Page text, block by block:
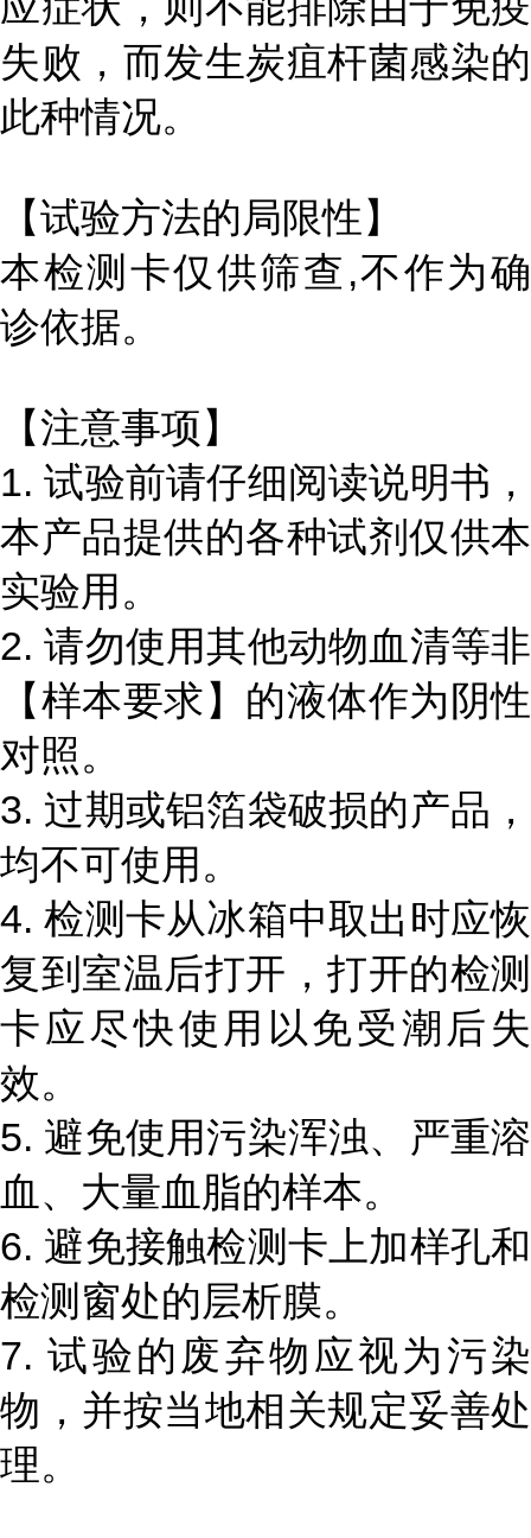
失败，而发生炭疽杆菌感染的
此种情况。
【试验方法的局限性】
本检测卡仅供筛查,不作为确
诊依据。
【注意事项】
1. 试验前请仔细阅读说明书，
本产品提供的各种试剂仅供本
实验用。
2. 请勿使用其他动物血清等非
【样本要求】的液体作为阴性
对照。
3. 过期或铝箔袋破损的产品，
均不可使用。
4. 检测卡从冰箱中取出时应恢
复到室温后打开，打开的检测
卡应尽快使用以免受潮后失
效。
5. 避免使用污染浑浊、严重溶
血、大量血脂的样本。
6. 避免接触检测卡上加样孔和
检测窗处的层析膜。
7. 试验的废弃物应视为污染
物，并按当地相关规定妥善处
理。